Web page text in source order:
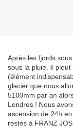
Après les fjords
sous la pluie. Il
(élément
glacier que nous
5100mm par an
Londres ! Nous
ascension de 24h
restés à FRANZ